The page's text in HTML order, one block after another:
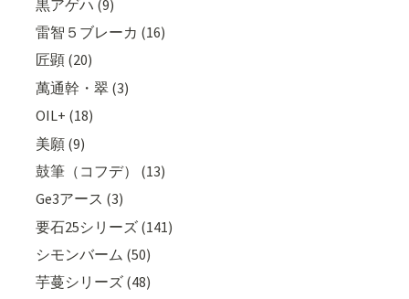
黒アゲハ (9)
雷智５ブレーカ (16)
匠顕 (20)
萬通幹・翠 (3)
OIL+ (18)
美願 (9)
鼓筆（コフデ） (13)
Ge3アース (3)
要石25シリーズ (141)
シモンバーム (50)
芋蔓シリーズ (48)